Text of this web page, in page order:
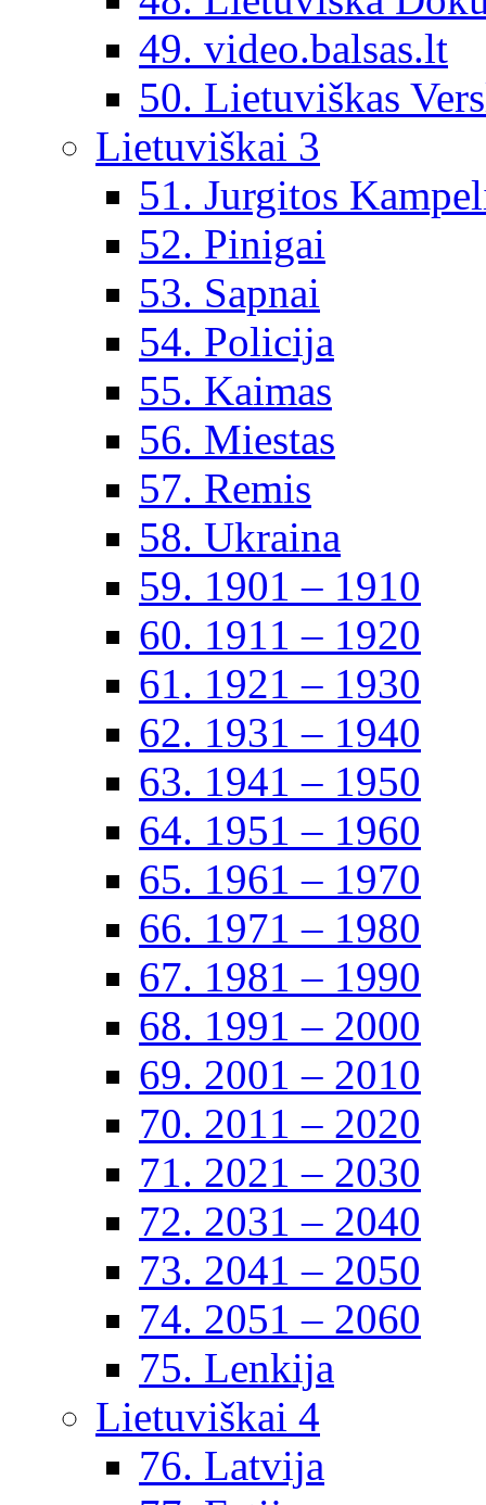
49. video.balsas.lt
50. Lietuviškas
Lietuviškai 3
51. Jurgitos
52. Pinigai
53. Sapnai
54. Policija
55. Kaimas
56. Miestas
57. Remis
58. Ukraina
59. 1901 – 1910
60. 1911 – 1920
61. 1921 – 1930
62. 1931 – 1940
63. 1941 – 1950
64. 1951 – 1960
65. 1961 – 1970
66. 1971 – 1980
67. 1981 – 1990
68. 1991 – 2000
69. 2001 – 2010
70. 2011 – 2020
71. 2021 – 2030
72. 2031 – 2040
73. 2041 – 2050
74. 2051 – 2060
75. Lenkija
Lietuviškai 4
76. Latvija